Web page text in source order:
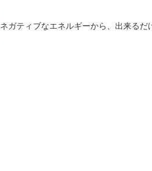
ネガティブなエネルギーから、出来る